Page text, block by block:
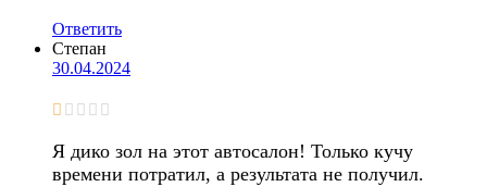
Ответить
Степан
30.04.2024
Я дико зол на этот автосалон! Только кучу
времени потратил, а результата не получил.